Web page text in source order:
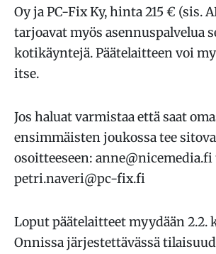
Oy ja PC-Fix Ky, hinta 215 € (sis.
tarjoavat myös asennuspalvelua
kotikäyntejä. Päätelaitteen voi
itse.
Jos haluat varmistaa että saat
ensimmäisten joukossa tee
osoitteeseen: anne@nicemedia.fi
petri.naveri@pc-fix.fi
Loput päätelaitteet myydään 2.2.
Onnissa järjestettävässä